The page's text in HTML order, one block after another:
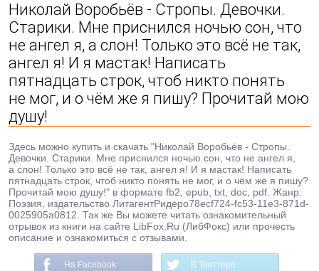
Николай Воробьёв - Стропы. Девочки.
Старики. Мне приснился ночью сон, что
не ангел я, а слон! Только это всё не так,
ангел я! И я мастак! Написать
пятнадцать строк, чтоб никто понять
не мог, и о чём же я пишу? Прочитай мою
душу!
Здесь можно купить и скачать "Николай Воробьёв - Стропы.
Девочки. Старики. Мне приснился ночью сон, что не ангел я,
а слон! Только это всё не так, ангел я! И я мастак! Написать
пятнадцать строк, чтоб никто понять не мог, и о чём же я пишу?
Прочитай мою душу!" в формате fb2, epub, txt, doc, pdf. Жанр:
Поэзия, издательство ЛитагентРидеро78ecf724-fc53-11e3-871d-
0025905a0812. Так же Вы можете читать ознакомительный
отрывок из книги на сайте LibFox.Ru (ЛибФокс) или прочесть
описание и ознакомиться с отзывами.
На Facebook В Твиттере